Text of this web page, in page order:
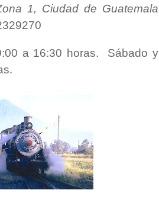
1, Ciudad de Guatemala
a 16:30 horas. Sábado y